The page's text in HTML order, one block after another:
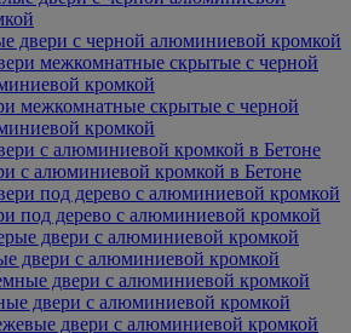
двери с черной алюминиевой кромкой
межкомнатные скрытые с черной
кромкой
с алюминиевой кромкой в Бетоне
под дерево с алюминиевой кромкой
двери с алюминиевой кромкой
двери с алюминиевой кромкой